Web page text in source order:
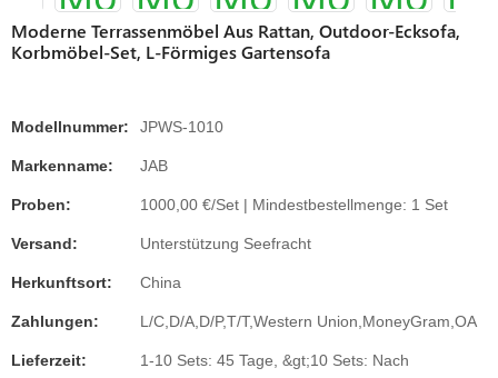
Moderne Terrassenmöbel Aus Rattan, Outdoor-Ecksofa,
Korbmöbel-Set, L-Förmiges Gartensofa
Modellnummer: JPWS-1010
Markenname: JAB
Proben: 1000,00 €/Set | Mindestbestellmenge: 1 Set
Versand: Unterstützung Seefracht
Herkunftsort: China
Zahlungen: L/C,D/A,D/P,T/T,Western Union,MoneyGram,OA
Lieferzeit:
1-10 Sets: 45 Tage, &gt;10 Sets: Nach